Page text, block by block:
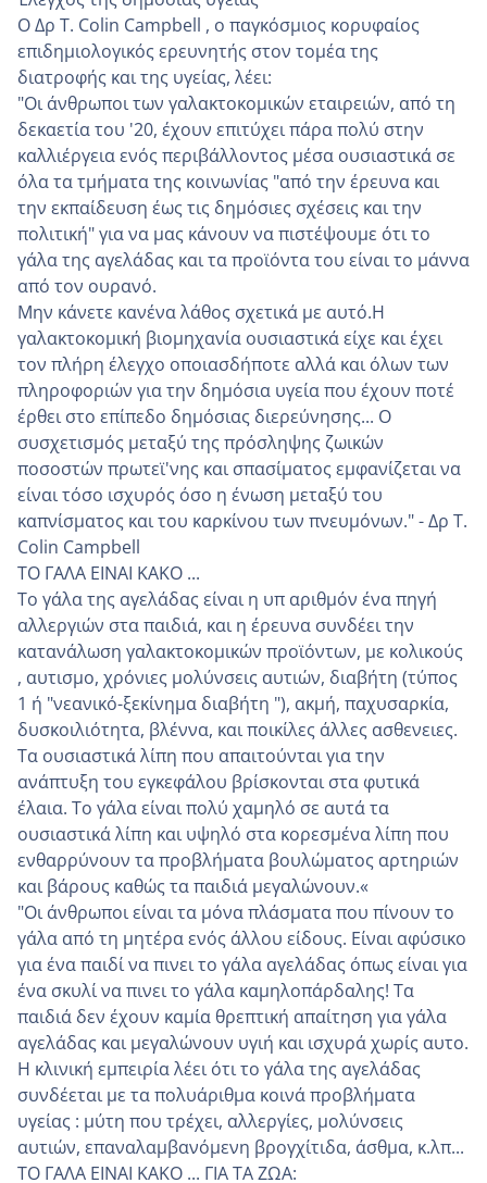
Ο Δρ T. Colin Campbell , ο παγκόσμιος κορυφαίος
επιδημιολογικός ερευνητής στον τομέα της
διατροφής και της υγείας, λέει:
"Οι άνθρωποι των γαλακτοκομικών εταιρειών, από τη
δεκαετία του '20, έχουν επιτύχει πάρα πολύ στην
καλλιέργεια ενός περιβάλλοντος μέσα ουσιαστικά σε
όλα τα τμήματα της κοινωνίας "από την έρευνα και
την εκπαίδευση έως τις δημόσιες σχέσεις και την
πολιτική" για να μας κάνουν να πιστέψουμε ότι το
γάλα της αγελάδας και τα προϊόντα του είναι το μάννα
από τον ουρανό.
Μην κάνετε κανένα λάθος σχετικά με αυτό.Η
γαλακτοκομική βιομηχανία ουσιαστικά είχε και έχει
τον πλήρη έλεγχο οποιασδήποτε αλλά και όλων των
πληροφοριών για την δημόσια υγεία που έχουν ποτέ
έρθει στο επίπεδο δημόσιας διερεύνησης... Ο
συσχετισμός μεταξύ της πρόσληψης ζωικών
ποσοστών πρωτεϊ'νης και σπασίματος εμφανίζεται να
είναι τόσο ισχυρός όσο η ένωση μεταξύ του
καπνίσματος και του καρκίνου των πνευμόνων." - Δρ T.
Colin Campbell
ΤΟ ΓΑΛΑ ΕΙΝΑΙ ΚΑΚΟ ...
Το γάλα της αγελάδας είναι η υπ αριθμόν ένα πηγή
αλλεργιών στα παιδιά, και η έρευνα συνδέει την
κατανάλωση γαλακτοκομικών προϊόντων, με κολικούς
, αυτισμο, χρόνιες μολύνσεις αυτιών, διαβήτη (τύπος
1 ή "νεανικό-ξεκίνημα διαβήτη "), ακμή, παχυσαρκία,
δυσκοιλιότητα, βλέννα, και ποικίλες άλλες ασθενειες.
Τα ουσιαστικά λίπη που απαιτούνται για την
ανάπτυξη του εγκεφάλου βρίσκονται στα φυτικά
έλαια. Το γάλα είναι πολύ χαμηλό σε αυτά τα
ουσιαστικά λίπη και υψηλό στα κορεσμένα λίπη που
ενθαρρύνουν τα προβλήματα βουλώματος αρτηριών
και βάρους καθώς τα παιδιά μεγαλώνουν.«
"Οι άνθρωποι είναι τα μόνα πλάσματα που πίνουν το
γάλα από τη μητέρα ενός άλλου είδους. Είναι αφύσικο
για ένα παιδί να πινει το γάλα αγελάδας όπως είναι για
ένα σκυλί να πινει το γάλα καμηλοπάρδαλης! Τα
παιδιά δεν έχουν καμία θρεπτική απαίτηση για γάλα
αγελάδας και μεγαλώνουν υγιή και ισχυρά χωρίς αυτο.
Η κλινική εμπειρία λέει ότι το γάλα της αγελάδας
συνδέεται με τα πολυάριθμα κοινά προβλήματα
υγείας : μύτη που τρέχει, αλλεργίες, μολύνσεις
αυτιών, επαναλαμβανόμενη βρογχίτιδα, άσθμα, κ.λπ...
ΤΟ ΓΑΛΑ ΕΙΝΑΙ ΚΑΚΟ ... ΓΙΑ ΤΑ ΖΩΑ: